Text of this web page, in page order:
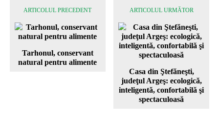
ARTICOLUL PRECEDENT
Tarhonul, conservant
natural pentru alimente
ARTICOLUL URMĂTOR
Casa din Ştefăneşti,
judeţul Argeş: ecologică,
inteligentă, confortabilă şi
spectaculoasă